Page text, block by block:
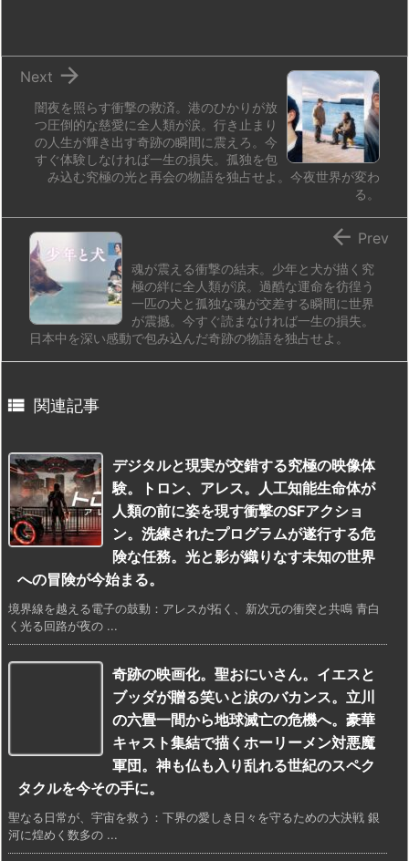
闇夜を照らす衝撃の救済。港のひかりが放
つ圧倒的な慈愛に全人類が涙。行き止まり
の人生が輝き出す奇跡の瞬間に震えろ。今
すぐ体験しなければ一生の損失。孤独を包
み込む究極の光と再会の物語を独占せよ。今夜世界が変わ
る。

Next
魂が震える衝撃の結末。少年と犬が描く究
極の絆に全人類が涙。過酷な運命を彷徨う
一匹の犬と孤独な魂が交差する瞬間に世界
が震撼。今すぐ読まなければ一生の損失。
日本中を深い感動で包み込んだ奇跡の物語を独占せよ。
 Prev
 関連記事
デジタルと現実が交錯する究極の映像体
験。トロン、アレス。人工知能生命体が
人類の前に姿を現す衝撃のSFアクショ
ン。洗練されたプログラムが遂行する危
険な任務。光と影が織りなす未知の世界
への冒険が今始まる。
境界線を越える電子の鼓動：アレスが拓く、新次元の衝突と共鳴 青白
く光る回路が夜の ...
奇跡の映画化。聖おにいさん。イエスと
ブッダが贈る笑いと涙のバカンス。立川
の六畳一間から地球滅亡の危機へ。豪華
キャスト集結で描くホーリーメン対悪魔
軍団。神も仏も入り乱れる世紀のスペク
タクルを今その手に。
聖なる日常が、宇宙を救う：下界の愛しき日々を守るための大決戦 銀
河に煌めく数多の ...